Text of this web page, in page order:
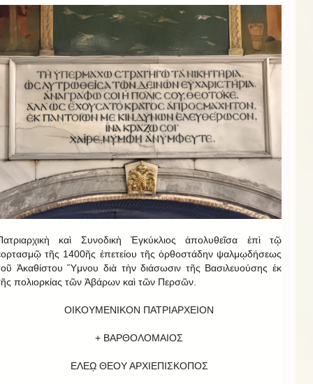
καὶ Συνοδικὴ Ἐγκύκλιος ἀπολυθεῖσα ἐπὶ τῷ
τῆς 1400ῆς ἐπετείου τῆς ὀρθοστάδην ψαλμῳδήσεως
Ἀκαθίστου Ὕμνου διὰ τὴν διάσωσιν τῆς Βασιλευούσης ἐκ
πολιορκίας τῶν Ἀβάρων καὶ τῶν Περσῶν.
ΟΙΚΟΥΜΕΝΙΚΟΝ ΠΑΤΡΙΑΡΧΕΙΟΝ
+ ΒΑΡΘΟΛΟΜΑΙΟΣ
ΕΛΕῼ ΘΕΟΥ ΑΡΧΙΕΠΙΣΚΟΠΟΣ